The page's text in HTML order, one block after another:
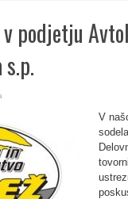
podjetju
V